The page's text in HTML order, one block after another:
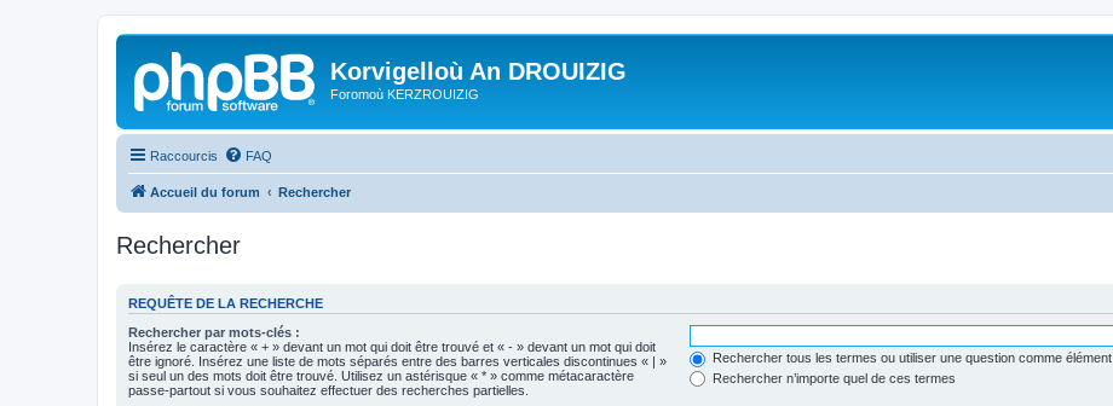
Korvigelloù An DROUIZIG
Foromoù KERZROUIZIG
Raccourcis FAQ
Accueil du forum Rechercher
Rechercher
REQUÊTE DE LA RECHERCHE
Rechercher par mots-clés :
Insérez le caractère « + » devant un mot qui doit être trouvé et « - » devant un mot qui doit
être ignoré. Insérez une liste de mots séparés entre des barres verticales discontinues « | »
si seul un des mots doit être trouvé. Utilisez un astérisque « * » comme métacaractère
passe-partout si vous souhaitez effectuer des recherches partielles.
Rechercher tous les termes ou utiliser une question comme élément
Rechercher n’importe quel de ces termes